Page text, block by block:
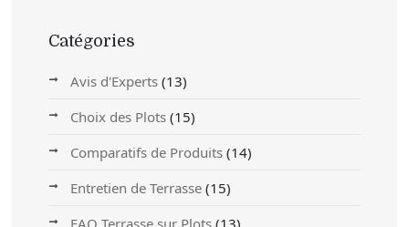
Catégories
Avis d'Experts (13)
Choix des Plots (15)
Comparatifs de Produits (14)
Entretien de Terrasse (15)